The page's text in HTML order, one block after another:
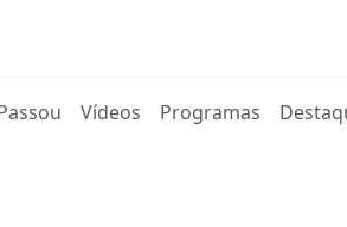
Vídeos Programas